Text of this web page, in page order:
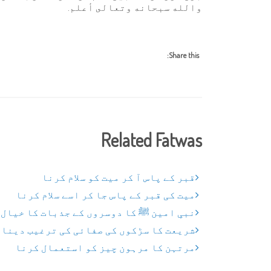
والله سبحانه وتعالى أعلم.
Share this:
Related Fatwas
قبر کے پاس آ کر میت کو سلام کرنا
میت کی قبر کے پاس جا کر اسے سلام کرنا
نبیِ امین ﷺ کا دوسروں کے جذبات کا خیال
شریعت کا سڑکوں کی صفائی کی ترغیب دینا
مرتہن کا مرہون چیز کو استعمال کرنا